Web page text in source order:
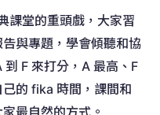
課堂的重頭戲，大家習
與專題，學會傾聽和協
F 來打分，A 最高、F
的 fika 時間，課間和
最自然的方式。